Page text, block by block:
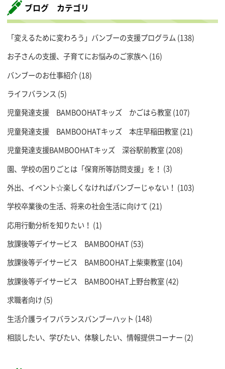
ブログ カテゴリ
「変えるために変わろう」バンブーの支援プログラム (138)
お子さんの支援、子育てにお悩みのご家族へ(16)
バンブーのお仕事紹介(18)
ライフバランス (5)
児童発達支援 BAMBOOHATキッズ かごはら教室(107)
児童発達支援 BAMBOOHATキッズ 本庄早稲田教室(21)
児童発達支援BAMBOOHATキッズ 深谷駅前教室(208)
園、学校の困りごとは「保育所等訪問支援」を！ (3)
外出、イベント☆楽しくなければバンブーじゃない！ (103)
学校卒業後の生活、将来の社会生活に向けて (21)
応用行動分析を知りたい！ (1)
放課後等デイサービス BAMBOOHAT(53)
放課後等デイサービス BAMBOOHAT上柴東教室(104)
放課後等デイサービス BAMBOOHAT上野台教室(42)
求職者向け(5)
生活介護ライフバランスバンブーハット (148)
相談したい、学びたい、体験したい、情報提供コーナー (2)